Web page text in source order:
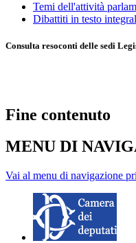
Temi dell'attività
Dibattiti in testo
Consulta resoconti delle sedi
Fine contenuto
MENU DI
Vai al menu di navigazione